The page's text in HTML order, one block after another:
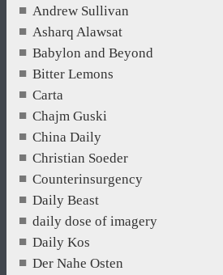
Andrew Sullivan
Asharq Alawsat
Babylon and Beyond
Bitter Lemons
Carta
Chajm Guski
China Daily
Christian Soeder
Counterinsurgency
Daily Beast
daily dose of imagery
Daily Kos
Der Nahe Osten